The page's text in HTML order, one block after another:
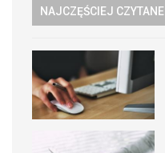
NAJCZĘŚCIEJ CZYTANE